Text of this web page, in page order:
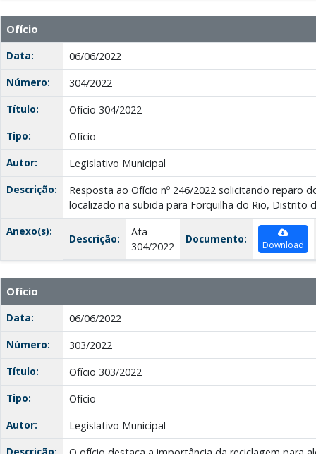
Ofício
Data:
06/06/2022
Número:
304/2022
Título:
Ofício 304/2022
Tipo:
Ofício
Autor:
Legislativo Municipal
Descrição:
Resposta ao Ofício nº 246/2022 solicitando reparo
localizado na subida para Forquilha do Rio, Distrito
Anexo(s):
Descrição:
Ata
304/2022
Documento: Download
Ofício
Data:
06/06/2022
Número:
303/2022
Título:
Ofício 303/2022
Tipo:
Ofício
Autor:
Legislativo Municipal